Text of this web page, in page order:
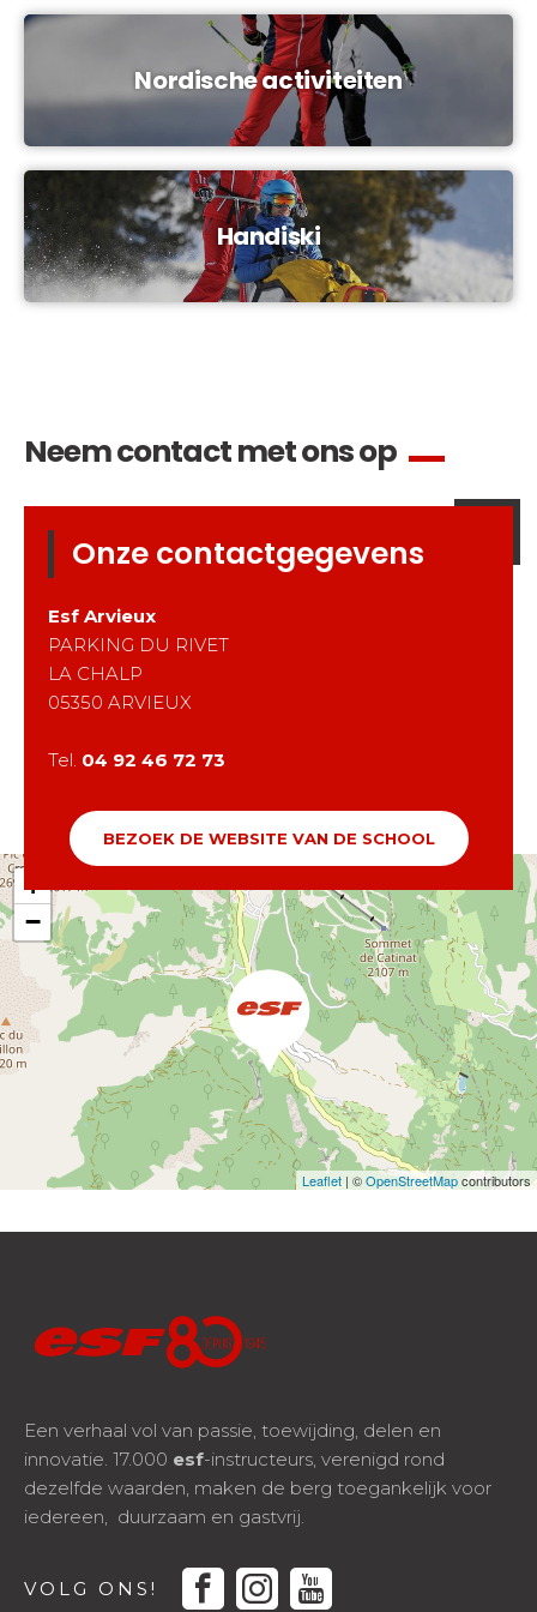
Nordische activiteiten
Handiski
+
−
Leaflet | ©OpenStreetMapcontributors
Onze contactgegevens
Esf Arvieux
PARKING DU RIVET
LA CHALP
05350 ARVIEUX
Tel. 04 92 46 72 73
BEZOEK DE WEBSITE VAN DE SCHOOL
Neem contact met ons op
Een verhaal vol van passie, toewijding, delen en
innovatie. 17.000 esf-instructeurs, verenigd rond
dezelfde waarden, maken de berg toegankelijk voor
iedereen, duurzaam en gastvrij.
VOLG ONS! facebook instagram youtube